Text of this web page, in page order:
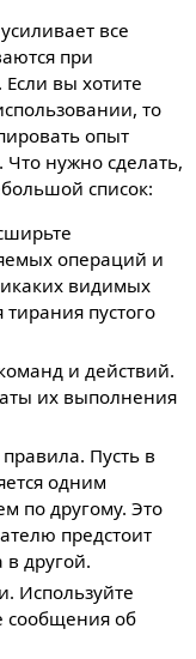
все
при
вы хотите
то
опыт
нужно сделать,
список:
операций и
видимых
тирания пустого
и действий.
их выполнения
Пусть в
одним
по другому. Это
предстоит
другой.
Используйте
сообщения об